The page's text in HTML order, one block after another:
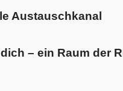
Austauschkanal
– ein Raum der